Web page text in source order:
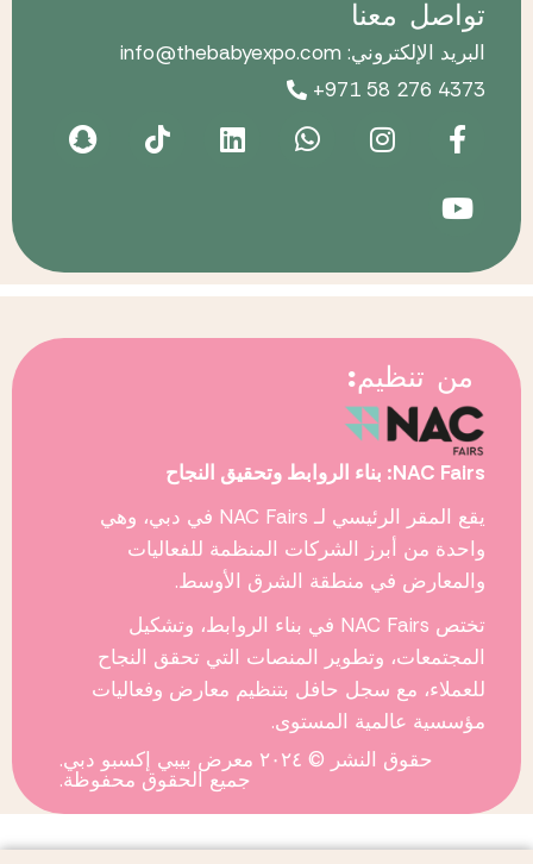
تواصل معنا
البريد الإلكتروني: info@thebabyexpo.com
+971 58 276 4373
من تنظيم:
NAC Fairs: بناء الروابط وتحقيق النجاح
يقع المقر الرئيسي لـ NAC Fairs في دبي، وهي
واحدة من أبرز الشركات المنظمة للفعاليات
والمعارض في منطقة الشرق الأوسط.
تختص NAC Fairs في بناء الروابط، وتشكيل
المجتمعات، وتطوير المنصات التي تحقق النجاح
للعملاء، مع سجل حافل بتنظيم معارض وفعاليات
مؤسسية عالمية المستوى.
حقوق النشر © ٢٠٢٤ معرض بيبي إكسبو دبي.
جميع الحقوق محفوظة.